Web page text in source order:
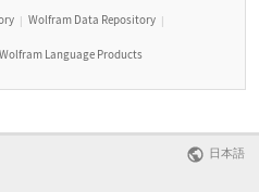
| Wolfram Data Repository |
Wolfram Language Products
日本語